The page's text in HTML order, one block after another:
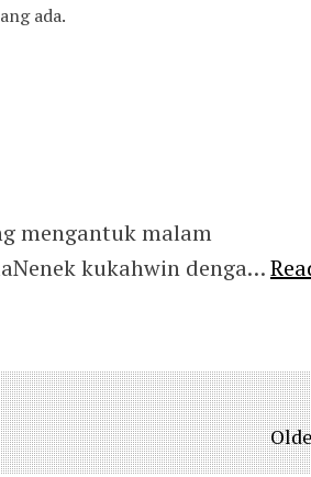
ada.
mengantuk malam
kukahwin denga…